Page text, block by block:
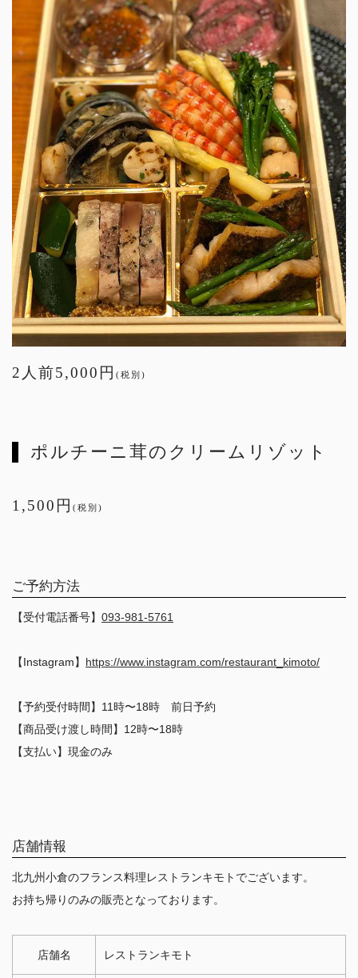
2人前5,000円 (税別)
ポルチーニ茸のクリームリゾット
1,500円 (税別)
ご予約方法
【受付電話番号】 093-981-5761
【Instagram】 https://www.instagram.com/restaurant_kimoto/
【予約受付時間】11時〜18時 前日予約
【商品受け渡し時間】12時〜18時
【支払い】現金のみ
店舗情報
北九州小倉のフランス料理レストランキモトでございます。
お持ち帰りのみの販売となっております。
店舗名 レストランキモト